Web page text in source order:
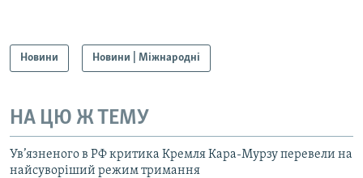
Новини Новини | Міжнародні
НА ЦЮ Ж ТЕМУ
Ув’язненого в РФ критика Кремля Кара-Мурзу перевели на
найсуворіший режим тримання